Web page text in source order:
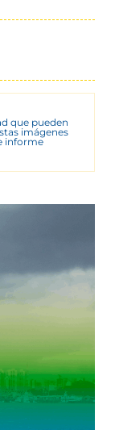
que pueden
imágenes
informe